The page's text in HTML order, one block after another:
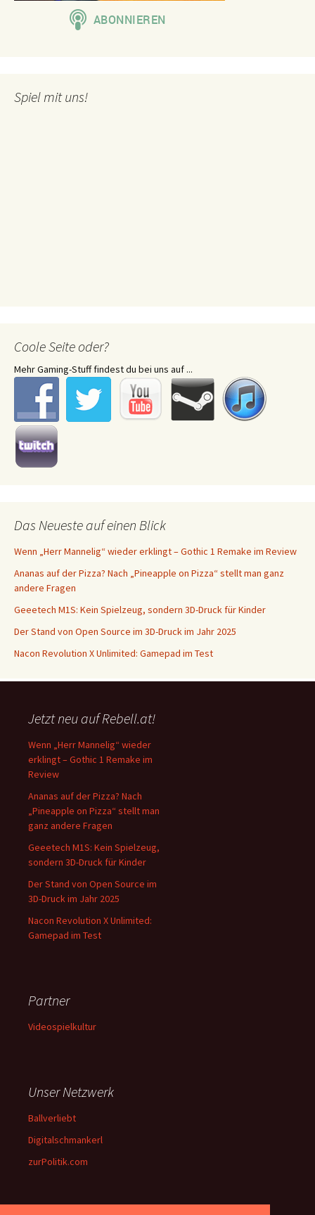
Spiel mit uns!
Coole Seite oder?
Mehr Gaming-Stuff findest du bei uns auf ...
Das Neueste auf einen Blick
Wenn „Herr Mannelig“ wieder erklingt – Gothic 1 Remake im Review
Ananas auf der Pizza? Nach „Pineapple on Pizza“ stellt man ganz
andere Fragen
Geeetech M1S: Kein Spielzeug, sondern 3D-Druck für Kinder
Der Stand von Open Source im 3D-Druck im Jahr 2025
Nacon Revolution X Unlimited: Gamepad im Test
Jetzt neu auf Rebell.at!
Wenn „Herr Mannelig“ wieder
erklingt – Gothic 1 Remake im
Review
Ananas auf der Pizza? Nach
„Pineapple on Pizza“ stellt man
ganz andere Fragen
Geeetech M1S: Kein Spielzeug,
sondern 3D-Druck für Kinder
Der Stand von Open Source im
3D-Druck im Jahr 2025
Nacon Revolution X Unlimited:
Gamepad im Test
Partner
Videospielkultur
Unser Netzwerk
Ballverliebt
Digitalschmankerl
zurPolitik.com